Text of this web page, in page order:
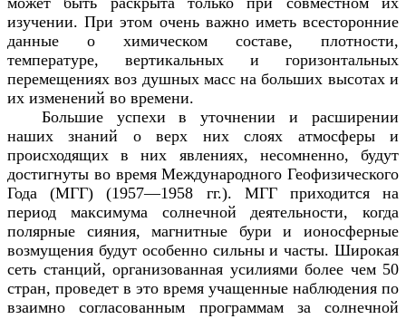
изучении. При этом очень важно иметь всесторонние
данные о химическом составе, плотности,
температуре, вертикальных и горизонтальных
перемещениях воз душных масс на больших высотах и
их изменений во времени.
Большие успехи в уточнении и расширении
наших знаний о верх них слоях атмосферы и
происходящих в них явлениях, несомненно, будут
достигнуты во время Международного Геофизического
Года (МГГ) (1957—1958 гг.). МГГ приходится на
период максимума солнечной деятельности, когда
полярные сияния, магнитные бури и ионосферные
возмущения будут особенно сильны и часты. Широкая
сеть станций, организованная усилиями более чем 50
стран, проведет в это время учащенные наблюдения по
взаимно согласованным программам за солнечной